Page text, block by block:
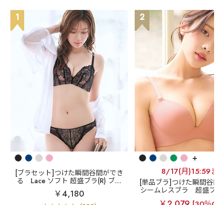
1
[ブラセット]つけた瞬間谷間ができ
る
Lace ソフト 超盛ブラ(R) ブラ
ジャー&ショーツ
￥4,180
2
+
8/17(月)15:59ま
[単品ブラ]つけた瞬間谷
シームレスブラ
超盛ブ
ムレス 単品ブラジ